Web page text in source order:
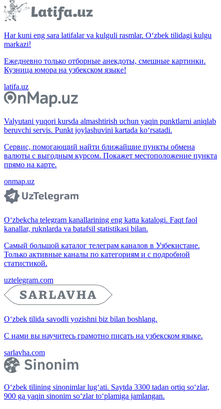
Har kuni eng sara latifalar va kulguli rasmlar. O‘zbek tilidagi kulgu
markazi!
Ежедневно только отборные анекдоты, смешные картинки.
Кузница юмора на узбекском языке!
latifa.uz
Valyutani yuqori kursda almashtirish uchun yaqin punktlarni aniqlab
beruvchi servis. Punkt joylashuvini kartada ko‘rsatadi.
Сервис, помогающий найти ближайшие пункты обмена
валюты с выгодным курсом. Покажет местоположение пункта
прямо на карте.
onmap.uz
O‘zbekcha telegram kanallarining eng katta katalogi. Faqt faol
kanallar, ruknlarda va batafsil statistikasi bilan.
Самый большой каталог телеграм каналов в Узбекистане.
Только активные каналы по категориям и с подробной
статистикой.
uztelegram.com
O‘zbek tilida savodli yozishni biz bilan boshlang.
С нами вы научитесь грамотно писать на узбекском языке.
sarlavha.com
O‘zbek tilining sinonimlar lug‘ati. Saytda 3300 tadan ortiq so‘zlar,
900 ga yaqin sinonim so‘zlar to‘plamiga jamlangan.